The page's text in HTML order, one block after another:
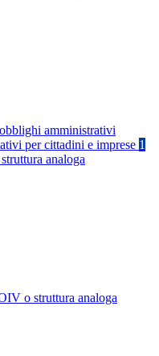
amministrativi
per cittadini e imprese 1
analoga
o struttura analoga